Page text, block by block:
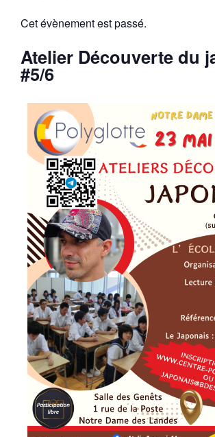
Cet évènement est passé.
Atelier Découverte du
#5/6